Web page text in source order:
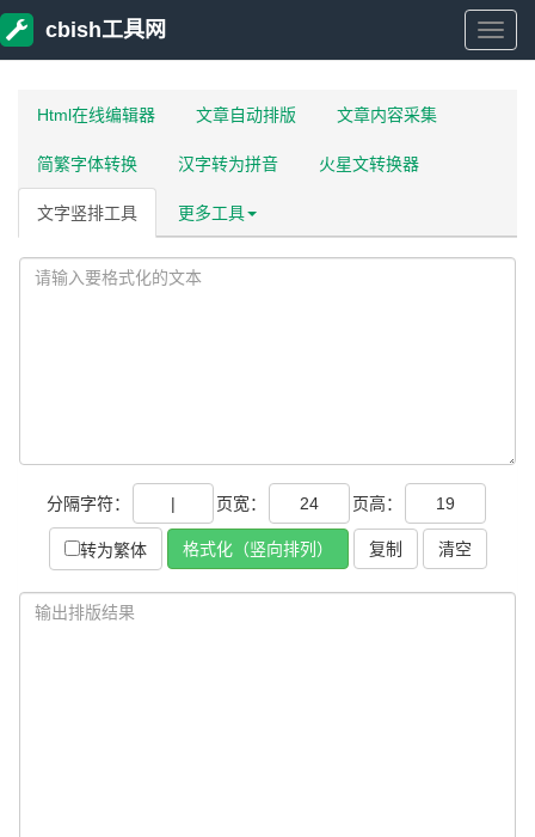
cbish
cbish工具网
Html在线编辑器 文章自动排版 文章内容采集
简繁字体转换 汉字转为拼音 火星文转换器
文字竖排工具 更多工具
分隔字符： 页宽： 页高：
转为繁体 复制